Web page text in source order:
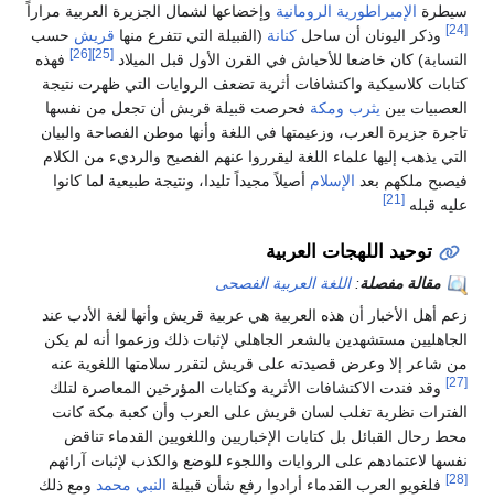
سيطرة الإمبراطورية الرومانية وإخضاعها لشمال الجزيرة العربية مراراً
[24] وذكر اليونان أن ساحل كنانة (القبيلة التي تتفرع منها قريش حسب
النسابة) كان خاضعا للأحباش في القرن الأول قبل الميلاد [25]
[26]
فهذه
كتابات كلاسيكية واكتشافات أثرية تضعف الروايات التي ظهرت نتيجة
العصبيات بين يثرب ومكة فحرصت قبيلة قريش أن تجعل من نفسها
تاجرة جزيرة العرب، وزعيمتها في اللغة وأنها موطن الفصاحة والبيان
التي يذهب إليها علماء اللغة ليقرروا عنهم الفصيح والرديء من الكلام
فيصبح ملكهم بعد الإسلام أصيلاً مجيداً تليدا، ونتيجة طبيعية لما كانوا
عليه قبله [21]
توحيد اللهجات العربية
مقالة مفصلة:اللغة العربية الفصحى
زعم أهل الأخبار أن هذه العربية هي عربية قريش وأنها لغة الأدب عند
الجاهليين مستشهدين بالشعر الجاهلي لإثبات ذلك وزعموا أنه لم يكن
من شاعر إلا وعرض قصيدته على قريش لتقرر سلامتها اللغوية عنه
[27]
وقد فندت الاكتشافات الأثرية وكتابات المؤرخين المعاصرة لتلك
الفترات نظرية تغلب لسان قريش على العرب وأن كعبة مكة كانت
محط رحال القبائل بل كتابات الإخباريين واللغويين القدماء تناقض
نفسها لاعتمادهم على الروايات واللجوء للوضع والكذب لإثبات آرائهم
[28] فلغويو العرب القدماء أرادوا رفع شأن قبيلة النبي محمد ومع ذلك